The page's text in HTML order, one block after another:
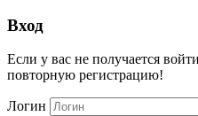
Вход
Если у вас не получается
повторную регистрацию!
Логин